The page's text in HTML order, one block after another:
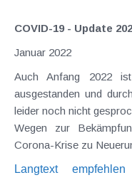
COVID-19 - Update
Januar 2022
Auch Anfang 2022
ausgestanden und
leider noch nicht
Wegen zur
Corona-Krise zu
Langtext
empfehlen